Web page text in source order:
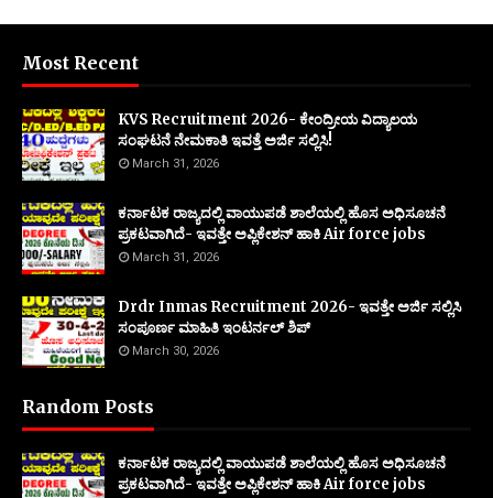
Most Recent
KVS Recruitment 2026- ಕೇಂದ್ರೀಯ ವಿದ್ಯಾಲಯ
ಸಂಘಟನೆ ನೇಮಕಾತಿ ಇವತ್ತೆ ಅರ್ಜಿ ಸಲ್ಲಿಸಿ!
March 31, 2026
ಕರ್ನಾಟಕ ರಾಜ್ಯದಲ್ಲಿ ವಾಯುಪಡೆ ಶಾಲೆಯಲ್ಲಿ ಹೊಸ ಅಧಿಸೂಚನೆ
ಪ್ರಕಟವಾಗಿದೆ- ಇವತ್ತೇ ಅಪ್ಲಿಕೇಶನ್ ಹಾಕಿ Air force jobs
March 31, 2026
Drdr Inmas Recruitment 2026- ಇವತ್ತೇ ಅರ್ಜಿ ಸಲ್ಲಿಸಿ
ಸಂಪೂರ್ಣ ಮಾಹಿತಿ ಇಂಟರ್ನಲ್ ಶಿಪ್
March 30, 2026
Random Posts
ಕರ್ನಾಟಕ ರಾಜ್ಯದಲ್ಲಿ ವಾಯುಪಡೆ ಶಾಲೆಯಲ್ಲಿ ಹೊಸ ಅಧಿಸೂಚನೆ
ಪ್ರಕಟವಾಗಿದೆ- ಇವತ್ತೇ ಅಪ್ಲಿಕೇಶನ್ ಹಾಕಿ Air force jobs